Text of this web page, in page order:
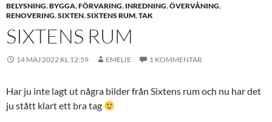
BELYSNING,BYGGA,FÖRVARING, INREDNING,ÖVERVÅNING,
RENOVERING,SIXTEN,SIXTENS RUM,TAK
SIXTENS RUM
14 MAJ 2022 KL 12:59 EMELIE 1 KOMMENTAR
Har ju inte lagt ut några bilder från Sixtens rum och nu har det
ju stått klart ett bra tag